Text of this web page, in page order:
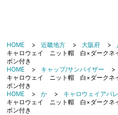
HOME 近畿地方 大阪府
キャロウェイ ニット帽 白×ダーク
ボン付き
HOME
キャップ/サンバイザー
キャロウェイ ニット帽 白×ダーク
ボン付き
HOME
か
キャロウェイアパ
キャロウェイ ニット帽 白×ダーク
ボン付き